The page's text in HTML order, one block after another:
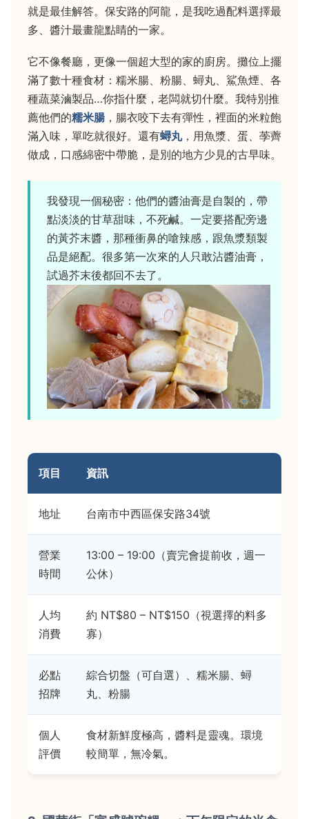
就是最佳解答。保安路的阿龍，是我吃過配料選擇最
多、醬汁最畫龍點睛的一家。
它不像餐廳，更像一個超大型的家的廚房。攤位上擺
滿了數十種食材：糯米腸、粉腸、蟳丸、鯊魚煙、各
種蔬菜滷製品…你指什麼，老闆就切什麼。我特別推
薦他們的糯米腸，腸衣咬下去有彈性，裡面的米粒飽
滿入味，單吃就很好。還有蟳丸，用魚漿、蛋、荸薺
做成，口感綿密中帶脆，是別的地方少見的古早味。
我發現一個秘密：他們的醬油膏是自製的，帶
點淡淡的甘草甜味，不死鹹。一定要搭配旁邊
的黃芥末醬，那種衝鼻的嗆辣感，跟魚漿類製
品是絕配。很多第一次來的人只敢沾醬油膏，
試過芥末後都回不去了。
項目 資訊
地址 台南市中西區保安路34號
營業
時間
13:00 – 19:00（賣完會提前收，週一
公休）
人均
消費
約 NT$80 – NT$150（視選擇的料多
寡）
必點
招牌
綜合切盤（可自選）、糯米腸、蟳
丸、粉腸
個人
評價
食材新鮮度極高，醬料是靈魂。環境
較簡單，無冷氣。